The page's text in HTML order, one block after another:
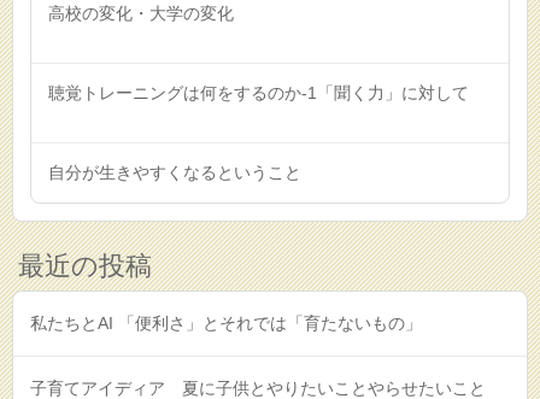
高校の変化・大学の変化
聴覚トレーニングは何をするのか-1「聞く力」に対して
自分が生きやすくなるということ
最近の投稿
私たちとAI 「便利さ」とそれでは「育たないもの」
子育てアイディア 夏に子供とやりたいことやらせたいこと